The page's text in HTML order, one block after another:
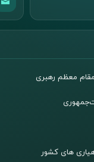
مقام معظم رهبری
های کشور